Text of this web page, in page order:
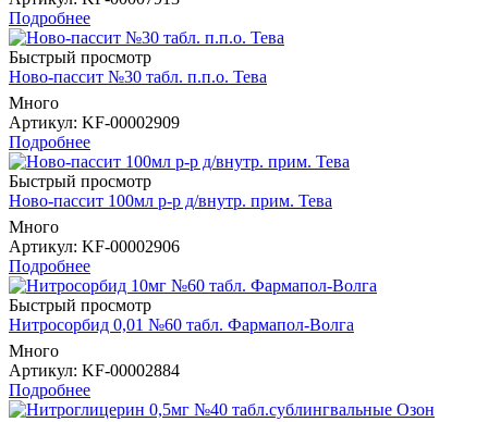
Подробнее
Быстрый просмотр
Ново-пассит №30 табл. п.п.о. Тева
Много
Артикул: KF-00002909
Подробнее
Быстрый просмотр
Ново-пассит 100мл р-р д/внутр. прим. Тева
Много
Артикул: KF-00002906
Подробнее
Быстрый просмотр
Нитросорбид 0,01 №60 табл. Фармапол-Волга
Много
Артикул: KF-00002884
Подробнее